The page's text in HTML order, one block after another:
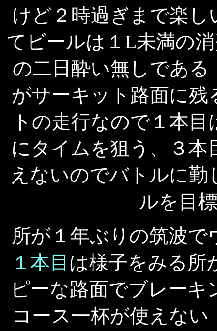
けど２時過ぎまで楽
てビールは１L未満の
の二日酔い無しであ
がサーキット路面に
トの走行なので１本
にタイムを狙う、３
えないのでバトルに
ルを目
所が１年ぶりの筑波
１本目 は様子をみる所
ピーな路面でブレー
コース一杯が使えない